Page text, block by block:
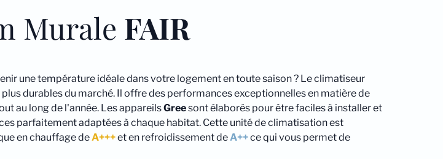
Murale FAIR
une température idéale dans votre logement en toute saison ? Le climatiseur
durables du marché. Il offre des performances exceptionnelles en matière de
au long de l'année. Les appareilsGreesont élaborés pour être faciles à installer et
parfaitement adaptées à chaque habitat. Cette unité de climatisation est
en chauffage deA+++et en refroidissement deA++ce qui vous permet de